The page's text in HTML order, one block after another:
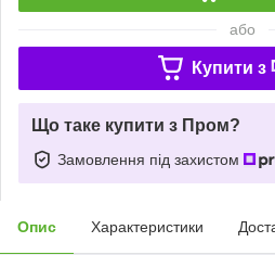
або
Купити з
Що таке купити з Пром?
Замовлення під захистом
Опис Характеристики